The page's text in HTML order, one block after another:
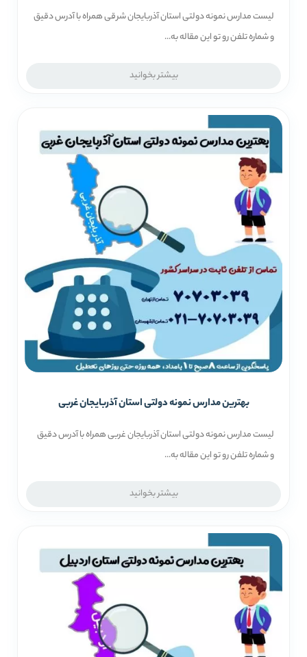
لیست مدارس نمونه دولتی استان آذربایجان شرقی همراه با آدرس دقیق
و شماره تلفن رو تو این مقاله به...
بیشتر بخوانید
بهترین مدارس نمونه دولتی استان آذربایجان غربی
لیست مدارس نمونه دولتی استان آذربایجان غربی همراه با آدرس دقیق
و شماره تلفن رو تو این مقاله به...
بیشتر بخوانید